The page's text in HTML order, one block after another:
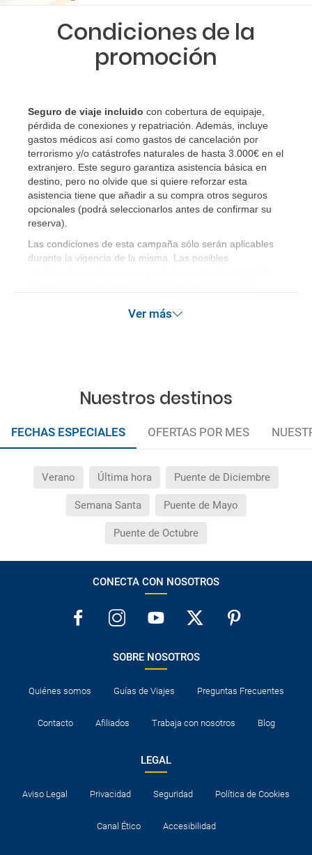
Condiciones de la
promoción
Seguro de viaje incluido con cobertura de equipaje,
pérdida de conexiones y repatriación. Además, incluye
gastos médicos así como gastos de cancelación por
terrorismo y/o catástrofes naturales de hasta 3.000€ en el
extranjero. Este seguro garantiza asistencia básica en
destino, pero no olvide que si quiere reforzar esta
asistencia tiene que añadir a su compra otros seguros
opcionales (podrá seleccionarlos antes de confirmar su
reserva)
Las condiciones de esta campaña sólo serán aplicables
durante la vigencia de la misma. Las posibles
Ver más
Nuestros destinos
FECHAS ESPECIALES OFERTAS POR MES
Verano Última hora Puente de Diciembre
Semana Santa Puente de Mayo
Puente de Octubre
CONECTA CON NOSOTROS
SOBRE NOSOTROS
Quiénes somos Guías de Viajes Preguntas Frecuentes
Contacto Afiliados Trabaja con nosotros Blog
LEGAL
Aviso Legal Privacidad Seguridad Política de Cookies
Canal Ético Accesibilidad